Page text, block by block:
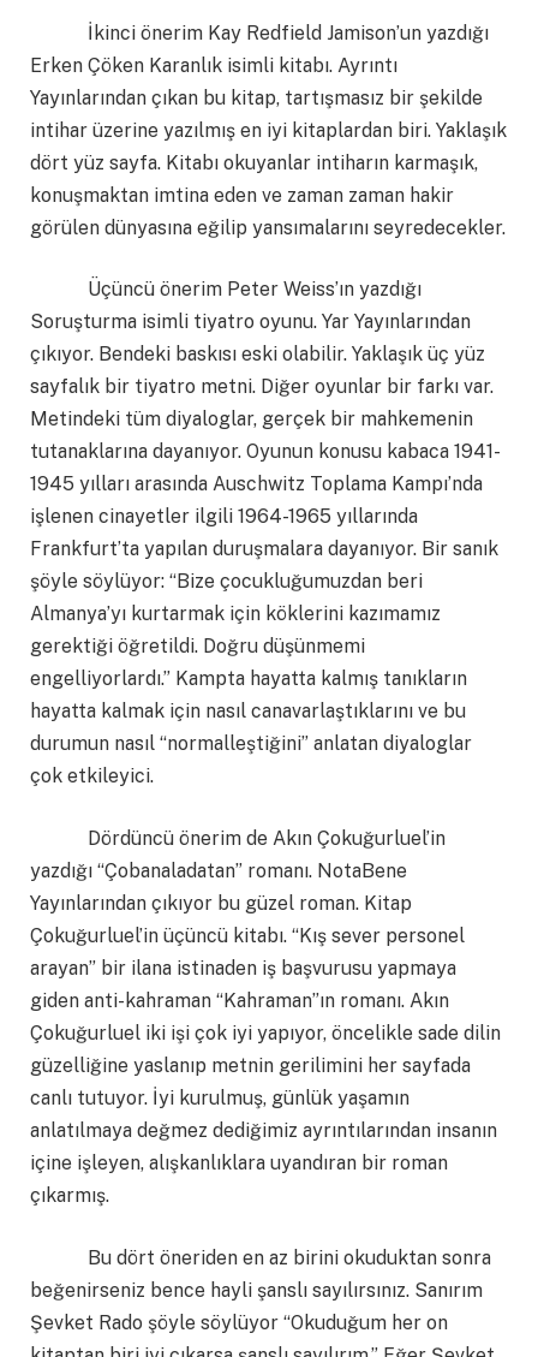
İkinci önerim Kay Redfield Jamison’un yazdığı
Erken Çöken Karanlık isimli kitabı. Ayrıntı
Yayınlarından çıkan bu kitap, tartışmasız bir şekilde
intihar üzerine yazılmış en iyi kitaplardan biri. Yaklaşık
dört yüz sayfa. Kitabı okuyanlar intiharın karmaşık,
konuşmaktan imtina eden ve zaman zaman hakir
görülen dünyasına eğilip yansımalarını seyredecekler.
Üçüncü önerim Peter Weiss’ın yazdığı
Soruşturma isimli tiyatro oyunu. Yar Yayınlarından
çıkıyor. Bendeki baskısı eski olabilir. Yaklaşık üç yüz
sayfalık bir tiyatro metni. Diğer oyunlar bir farkı var.
Metindeki tüm diyaloglar, gerçek bir mahkemenin
tutanaklarına dayanıyor. Oyunun konusu kabaca 1941-
1945 yılları arasında Auschwitz Toplama Kampı’nda
işlenen cinayetler ilgili 1964-1965 yıllarında
Frankfurt’ta yapılan duruşmalara dayanıyor. Bir sanık
şöyle söylüyor: “Bize çocukluğumuzdan beri
Almanya’yı kurtarmak için köklerini kazımamız
gerektiği öğretildi. Doğru düşünmemi
engelliyorlardı.” Kampta hayatta kalmış tanıkların
hayatta kalmak için nasıl canavarlaştıklarını ve bu
durumun nasıl “normalleştiğini” anlatan diyaloglar
çok etkileyici.
Dördüncü önerim de Akın Çokuğurluel’in
yazdığı “Çobanaladatan” romanı. NotaBene
Yayınlarından çıkıyor bu güzel roman. Kitap
Çokuğurluel’in üçüncü kitabı. “Kış sever personel
arayan” bir ilana istinaden iş başvurusu yapmaya
giden anti-kahraman “Kahraman”ın romanı. Akın
Çokuğurluel iki işi çok iyi yapıyor, öncelikle sade dilin
güzelliğine yaslanıp metnin gerilimini her sayfada
canlı tutuyor. İyi kurulmuş, günlük yaşamın
anlatılmaya değmez dediğimiz ayrıntılarından insanın
içine işleyen, alışkanlıklara uyandıran bir roman
çıkarmış.
Bu dört öneriden en az birini okuduktan sonra
beğenirseniz bence hayli şanslı sayılırsınız. Sanırım
Şevket Rado şöyle söylüyor “Okuduğum her on